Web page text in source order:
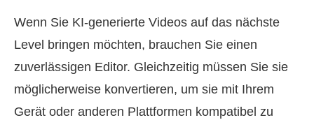
Wenn Sie KI‑generierte Videos auf das nächste
Level bringen möchten, brauchen Sie einen
zuverlässigen Editor. Gleichzeitig müssen Sie sie
möglicherweise konvertieren, um sie mit Ihrem
Gerät oder anderen Plattformen kompatibel zu